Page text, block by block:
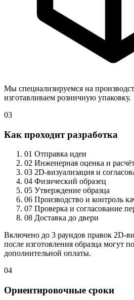
Мы специализируемся на
изготавливаем розничную упаковку.
03
Как проходит разработка
01 Отправка идеи
02 Инженерная оценка и
03 2D-визуализация и
04 Физический образец
05 Утверждение образца
06 Производство и контроль
07 Проверка и согласование
08 Доставка до двери
Включено до 3 раундов правок 2D-
после изготовления образца могут
дополнительной оплаты.
04
Ориентировочные сроки